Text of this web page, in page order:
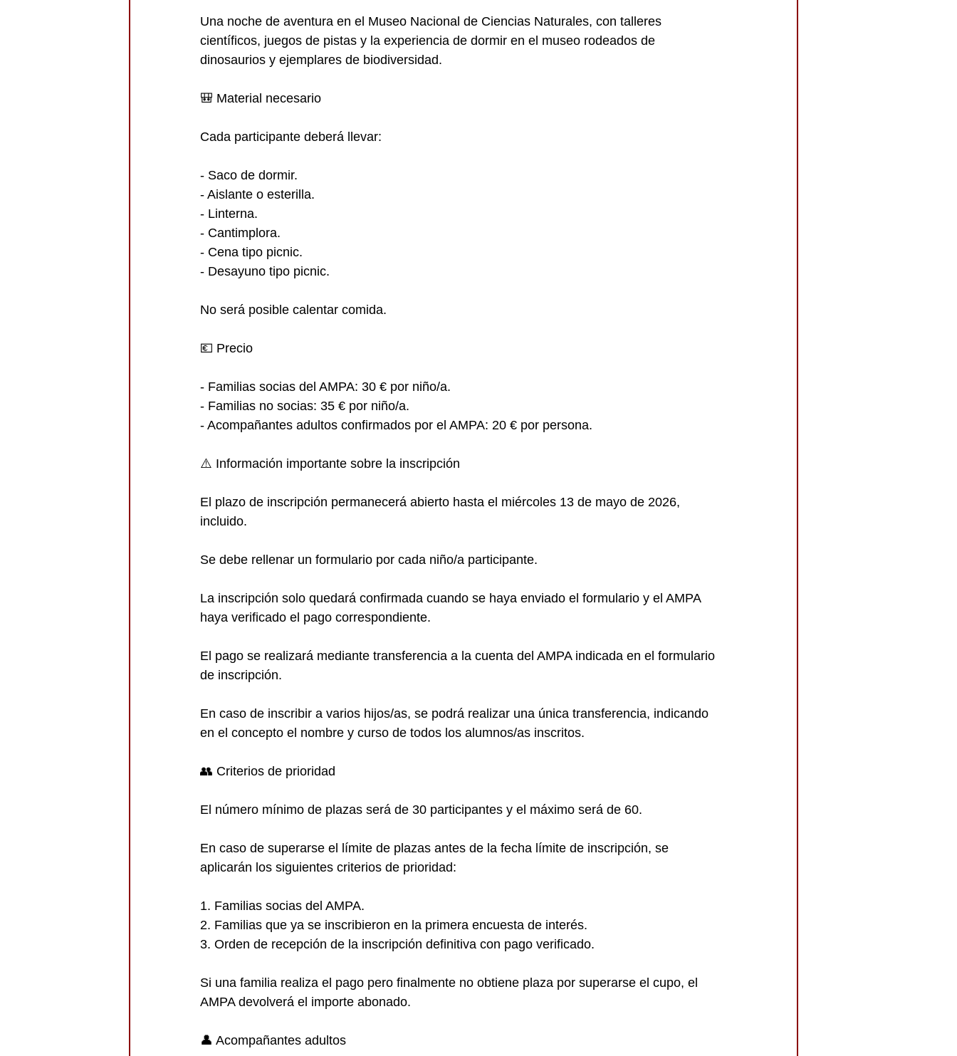
Una noche de aventura en el Museo Nacional de Ciencias Naturales, con talleres
científicos, juegos de pistas y la experiencia de dormir en el museo rodeados de
dinosaurios y ejemplares de biodiversidad.
🎒 Material necesario
Cada participante deberá llevar:
- Saco de dormir.
- Aislante o esterilla.
- Linterna.
- Cantimplora.
- Cena tipo picnic.
- Desayuno tipo picnic.
No será posible calentar comida.
💶 Precio
- Familias socias del AMPA: 30 € por niño/a.
- Familias no socias: 35 € por niño/a.
- Acompañantes adultos confirmados por el AMPA: 20 € por persona.
⚠️ Información importante sobre la inscripción
El plazo de inscripción permanecerá abierto hasta el miércoles 13 de mayo de 2026,
incluido.
Se debe rellenar un formulario por cada niño/a participante.
La inscripción solo quedará confirmada cuando se haya enviado el formulario y el AMPA
haya verificado el pago correspondiente.
El pago se realizará mediante transferencia a la cuenta del AMPA indicada en el formulario
de inscripción.
En caso de inscribir a varios hijos/as, se podrá realizar una única transferencia, indicando
en el concepto el nombre y curso de todos los alumnos/as inscritos.
👥 Criterios de prioridad
El número mínimo de plazas será de 30 participantes y el máximo será de 60.
En caso de superarse el límite de plazas antes de la fecha límite de inscripción, se
aplicarán los siguientes criterios de prioridad:
1. Familias socias del AMPA.
2. Familias que ya se inscribieron en la primera encuesta de interés.
3. Orden de recepción de la inscripción definitiva con pago verificado.
Si una familia realiza el pago pero finalmente no obtiene plaza por superarse el cupo, el
AMPA devolverá el importe abonado.
👤 Acompañantes adultos